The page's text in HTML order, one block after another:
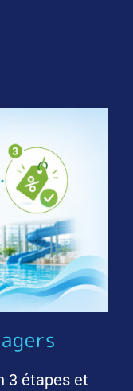
3 étapes et